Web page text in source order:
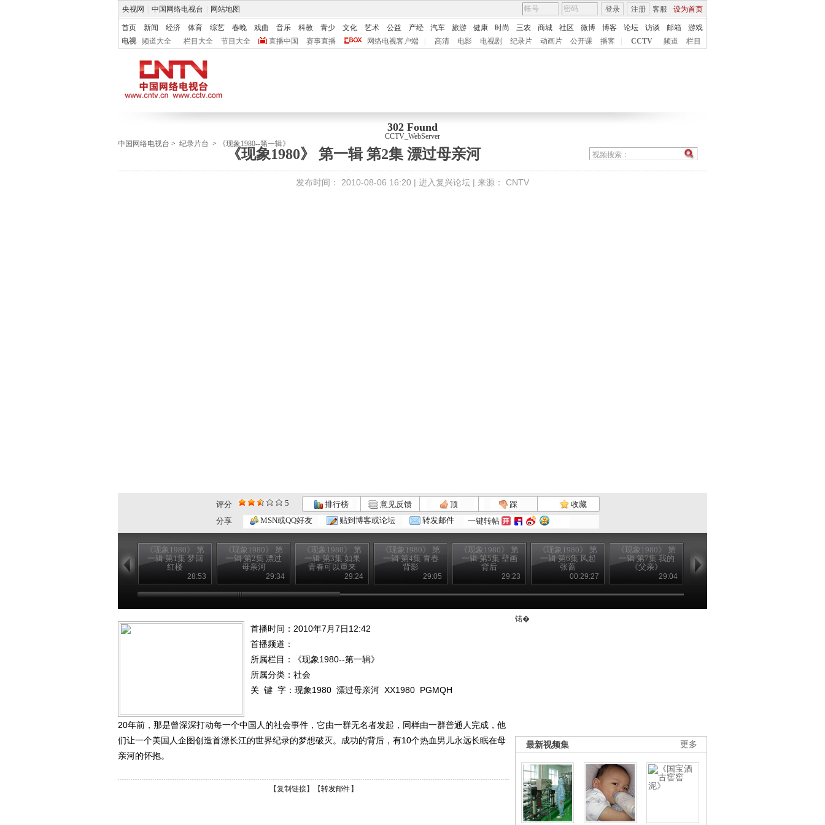
央视网 中国网络电视台 网站地图 客服 设为首页
登录 注册
首页 新闻 经济 体育 综艺 春晚 戏曲 音乐 科教 青少 文化 艺术 公益 产经 汽车 旅游 健康 时尚 三农 商城 社区 微博 博客 论坛 访谈 邮箱
游戏
电视
频道大全 栏目大全 节目大全 直播中国 赛事直播 网络电视客户端 高清 电影 电视剧 纪录片 动画片 公开课 播客 CCTV 频道 栏目
302 Found
CCTV_WebServer
中国网络电视台 > 纪录片台 > 《现象1980--第一辑》
《现象1980》 第一辑 第2集 漂过母亲河
发布时间： 2010-08-06 16:20 | 进入复兴论坛 | 来源： CNTV
评分 5 排行榜 意见反馈 顶 踩
收藏
分享
MSN或QQ好友 贴到博客或论坛 转发邮件 一键转帖
《现象1980》 第
一辑 第1集 梦回
红楼
28:53
《现象1980》 第
一辑 第2集 漂过
母亲河
29:34
《现象1980》 第
一辑 第3集 如果
青春可以重来
29:24
《现象1980》 第
一辑 第4集 青春
背影
29:05
《现象1980》 第
一辑 第5集 壁画
背后
29:23
《现象1980》 第
一辑 第6集 风起
张蔷
00:29:27
《现象1980》 第
一辑 第7集 我的
《父亲》
29:04
一辑 第8集 傻子
首播时间：2010年7月7日12:42
首播频道：
所属栏目：
《现象1980--第一辑》
所属分类：社会
关 键 字： 现象1980 漂过母亲河 XX1980 PGMQH
20年前，那是曾深深打动每一个中国人的社会事件，它由一群无名者发起，同样由一群普通人完成，他
们让一个美国人企图创造首漂长江的世界纪录的梦想破灭。成功的背后，有10个热血男儿永远长眠在母
亲河的怀抱。
【复制链接】【转发邮件 】
锘�
更多
最新视频集